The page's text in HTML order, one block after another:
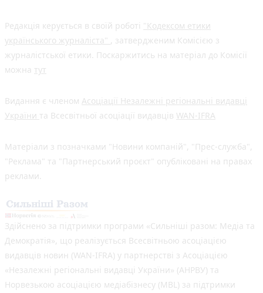
Редакція керується в своїй роботі "Кодексом етики
українського журналіста" , затвердженим Комісією з
журналістської етики. Поскаржитись на матеріал до Комісії
можна тут
Видання є членом Асоціації Незалежні регіональні видавці
України та Всесвітньої асоціації видавців WAN-IFRA
Матеріали з позначками "Новини компаній", "Прес-служба",
"Реклама" та "Партнерський проєкт" опубліковані на правах
реклами.
Здійснено за підтримки програми «Сильніші разом: Медіа та
Демократія», що реалізується Всесвітньою асоціацією
видавців новин (WAN-IFRA) у партнерстві з Асоціацією
«Незалежні регіональні видавці України» (АНРВУ) та
Норвезькою асоціацією медіабізнесу (MBL) за підтримки